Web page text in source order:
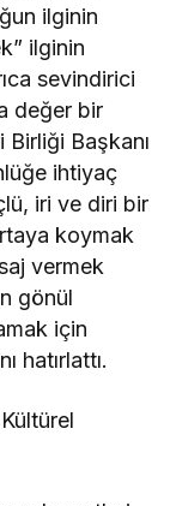
ilginin
ilginin
sevindirici
değer bir
Başkanı
ihtiyaç
iri ve diri bir
koymak
vermek
gönül
için
hatırlattı.